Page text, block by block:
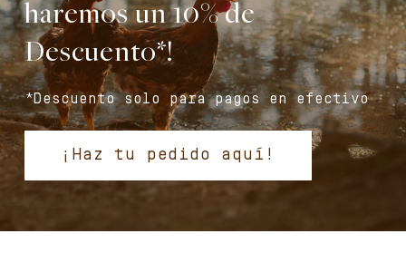
haremos un 10% de
Descuento*!
*Descuento solo para pagos en efectivo
¡Haz tu pedido aquí!